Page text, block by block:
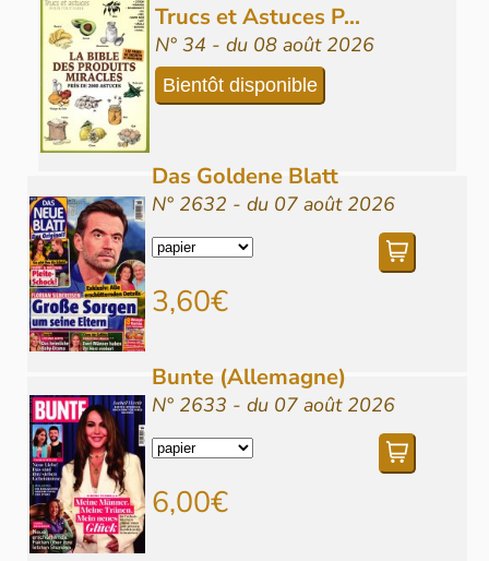
Trucs et Astuces P...
N° 34 - du 08 août 2026
Bientôt disponible
Das Goldene Blatt
N° 2632 - du 07 août 2026
3,60€
Bunte (Allemagne)
N° 2633 - du 07 août 2026
6,00€